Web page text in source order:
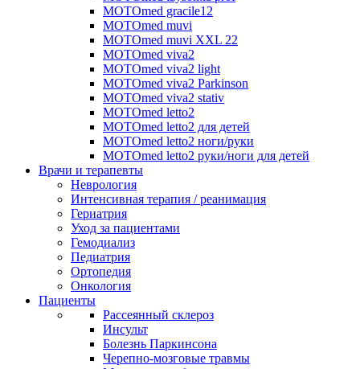
MOTOmed gracile12
MOTOmed muvi
MOTOmed muvi XXL 22
MOTOmed viva2
MOTOmed viva2 light
MOTOmed viva2 Parkinson
MOTOmed viva2 stativ
MOTOmed letto2
MOTOmed letto2 для детей
MOTOmed letto2 ноги/руки
MOTOmed letto2 руки/ноги для детей
Врачи и терапевты
Неврология
Интенсивная терапия / реанимация
Гериатрия
Уход за пациентами
Гемодиализ
Педиатрия
Ортопедия
Онкология
Пациенты
Рассеянный склероз
Инсульт
Болезнь Паркинсона
Черепно-мозговые травмы